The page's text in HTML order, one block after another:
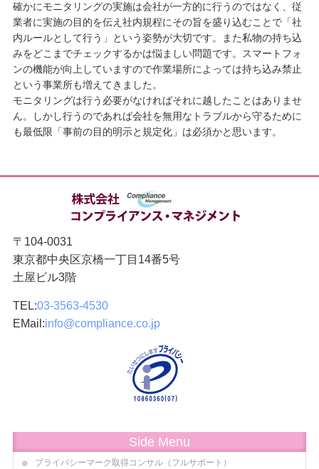
確かにモニタリングの実施は会社が一方的に行うのではなく、従
業者に実施の目的を伝え社内規程にその旨を盛り込むことで「社
内ルールとして行う」という姿勢が大切です。また私物の持ち込
みをどこまでチェックするかは悩ましい問題です。スマートフォ
ンの機能が向上していますので作業場所によっては持ち込み禁止
という事業所も増えてきました。
モニタリングは行う必要がなければそれに越したことはありませ
ん。しかし行うのであれば会社を無用なトラブルから守るために
も最低限「事前の目的明示と規定化」は必須かと思います。
〒104-0031
東京都中央区京橋一丁目14番5号
土屋ビル3階
TEL:03-3563-4530
EMail:info@compliance.co.jp
Side Menu
プライバシーマーク取得コンサル（フルサポート）